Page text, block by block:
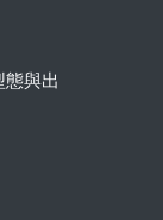
與出